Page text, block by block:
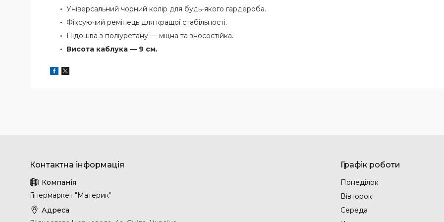
Універсальний чорний колір для будь-якого гардероба.
Фіксуючий ремінець для кращої стабільності.
Підошва з поліуретану — міцна та зносостійка.
Висота каблука — 9 см.
Гіпермаркет "Материк"
Графік роботи
Понеділок
Вівторок
Середа